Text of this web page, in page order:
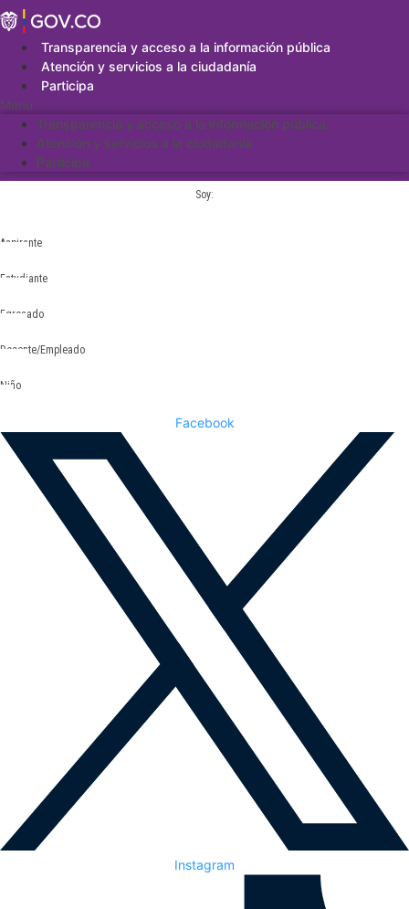
Saltar
al
contenidoTransparencia y acceso a la información pública
Atención y servicios a la ciudadanía
Participa
Menu
Transparencia y acceso a la información pública
Atención y servicios a la ciudadanía
Participa
Soy:
Aspirante
Estudiante
Egresado
Docente/Empleado
Niño
Facebook
Instagram